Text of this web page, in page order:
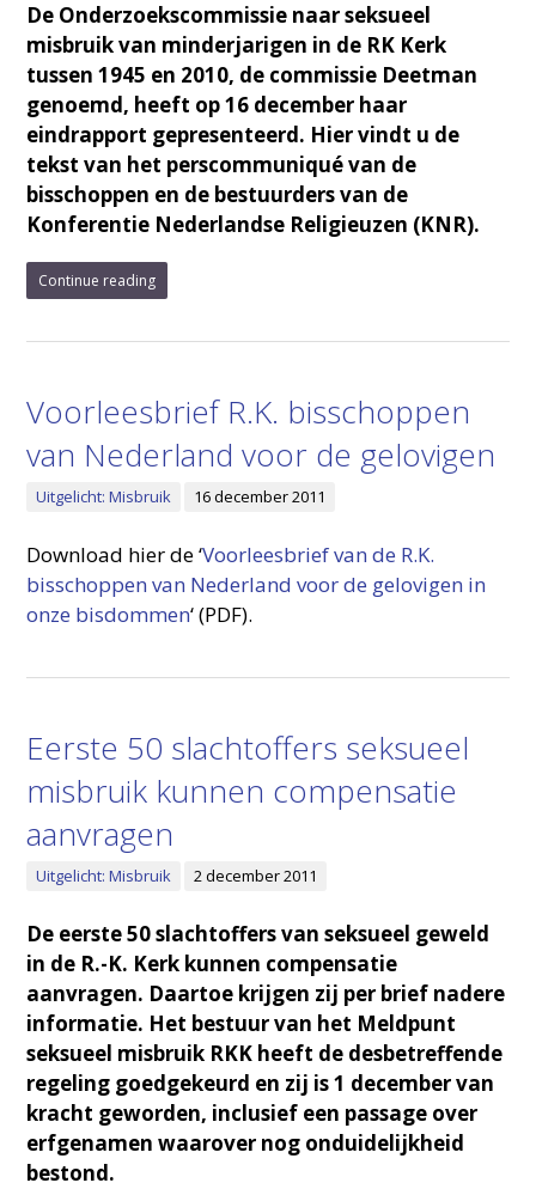
De Onderzoekscommissie naar seksueel
misbruik van minderjarigen in de RK Kerk
tussen 1945 en 2010, de commissie Deetman
genoemd, heeft op 16 december haar
eindrapport gepresenteerd. Hier vindt u de
tekst van het perscommuniqué van de
bisschoppen en de bestuurders van de
Konferentie Nederlandse Religieuzen (KNR).
Continue reading
Voorleesbrief R.K. bisschoppen
van Nederland voor de gelovigen
Uitgelicht: Misbruik 16 december 2011
Download hier de ‘Voorleesbrief van de R.K.
bisschoppen van Nederland voor de gelovigen in
onze bisdommen‘ (PDF).
Eerste 50 slachtoffers seksueel
misbruik kunnen compensatie
aanvragen
Uitgelicht: Misbruik 2 december 2011
De eerste 50 slachtoffers van seksueel geweld
in de R.-K. Kerk kunnen compensatie
aanvragen. Daartoe krijgen zij per brief nadere
informatie. Het bestuur van het Meldpunt
seksueel misbruik RKK heeft de desbetreffende
regeling goedgekeurd en zij is 1 december van
kracht geworden, inclusief een passage over
erfgenamen waarover nog onduidelijkheid
bestond.